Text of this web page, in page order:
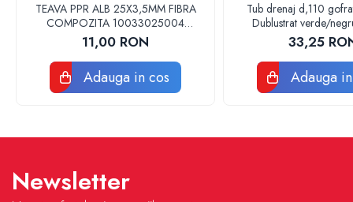
Baterii bideu
Chiuvete si lavoare
Lavoare baie
Baterii sanitare
TEAVA PPR ALB 25X3,5MM FIBRA
COMPOZITA 10033025004
VALDUOTHERM VALROM
11,00 RON
Adauga in cos
Tub drenaj d,110
Dublustrat verde/
Drainkit
33,25
Adauga
Newsletter